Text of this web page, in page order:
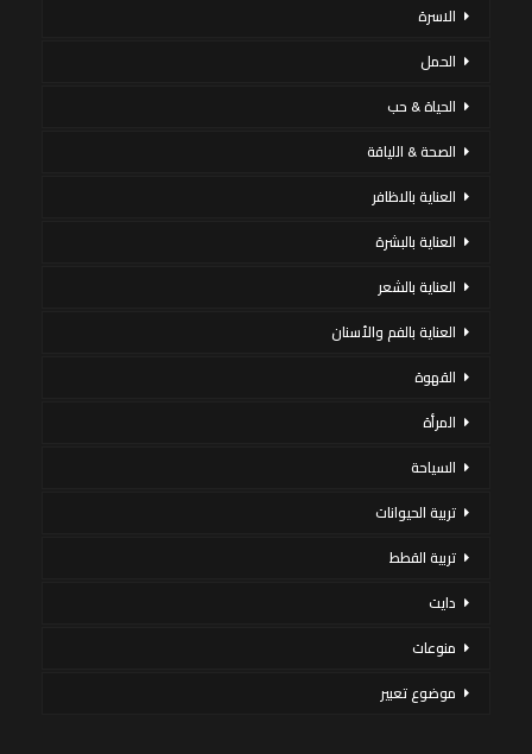
الاسرة
الحمل
الحياة & حب
الصحة & اللياقة
العناية بالاظافر
العناية بالبشرة
العناية بالشعر
العناية بالفم والأسنان
القهوة
المرأة
السياحة
تربية الحيوانات
تربية القطط
دايت
منوعات
موضوع تعبير